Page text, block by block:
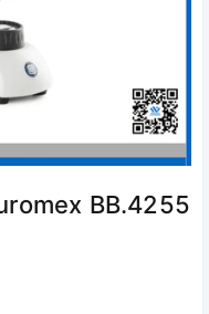
BB.4255